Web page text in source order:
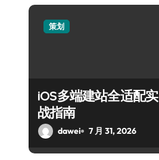
策划
iOS多端建站全适配实
战指南
dawei 7 月 31, 2026